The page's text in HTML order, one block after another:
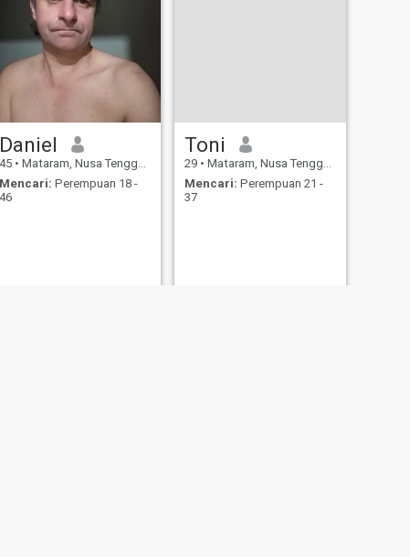
Daniel
45 • Mataram, Nusa Tenggara Barat, Indonesia
Mencari: Perempuan 18 -
46
Toni
29 • Mataram, Nusa Tenggara Barat, Indonesia
Mencari: Perempuan 21 -
37